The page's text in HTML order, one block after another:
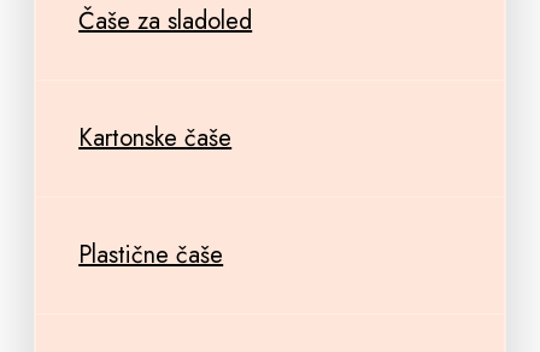
Čaše za sladoled
Kartonske čaše
Plastične čaše